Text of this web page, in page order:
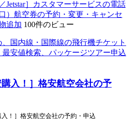
Jetstar］カスタマーサービスの電話
）航空券の予約・変更・キャンセ
追加 100件のビュー
国内線・国際線の飛行機チケット
安値検索、パッケージツアー申込
入！］格安航空会社の予
！］格安航空会社の予約・申込